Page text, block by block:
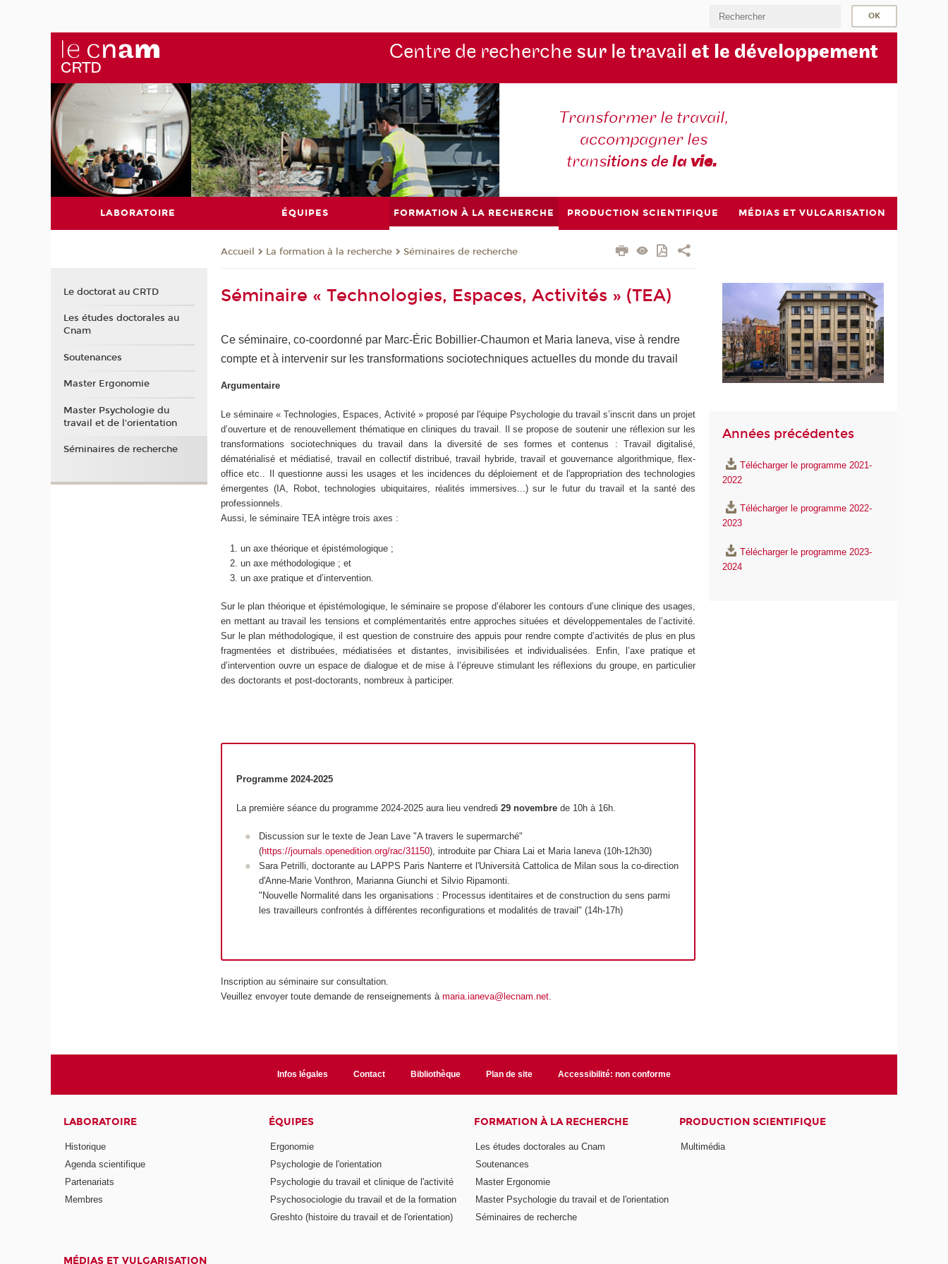
Centre de recherche sur le travail et le développement
Transformer le travail,
accompagner les
transitions de lavie.
LABORATOIRE ÉQUIPES FORMATION À LA RECHERCHE PRODUCTION SCIENTIFIQUE MÉDIAS ET VULGARISATION
Accueil La formation à la recherche Séminaires de recherche
Séminaire « Technologies, Espaces, Activités » (TEA)
Ce séminaire, co-coordonné par Marc-Éric Bobillier-Chaumon et Maria Ianeva, vise à rendre
compte et à intervenir sur les transformations sociotechniques actuelles du monde du travail
Argumentaire
Le séminaire « Technologies, Espaces, Activité » proposé par l'équipe Psychologie du travail s’inscrit dans un projet
d’ouverture et de renouvellement thématique en cliniques du travail. Il se propose de soutenir une réflexion sur les
transformations sociotechniques du travail dans la diversité de ses formes et contenus : Travail digitalisé,
dématérialisé et médiatisé, travail en collectif distribué, travail hybride, travail et gouvernance algorithmique, flex-
office etc.. Il questionne aussi les usages et les incidences du déploiement et de l'appropriation des technologies
émergentes (IA, Robot, technologies ubiquitaires, réalités immersives...) sur le futur du travail et la santé des
professionnels.
Aussi, le séminaire TEA intègre trois axes :
un axe théorique et épistémologique ;
un axe méthodologique ; et
un axe pratique et d’intervention.
Sur le plan théorique et épistémologique, le séminaire se propose d’élaborer les contours d’une clinique des usages,
en mettant au travail les tensions et complémentarités entre approches situées et développementales de l’activité.
Sur le plan méthodologique, il est question de construire des appuis pour rendre compte d’activités de plus en plus
fragmentées et distribuées, médiatisées et distantes, invisibilisées et individualisées. Enfin, l’axe pratique et
d’intervention ouvre un espace de dialogue et de mise à l’épreuve stimulant les réflexions du groupe, en particulier
des doctorants et post-doctorants, nombreux à participer.
Programme 2024-2025
La première séance du programme 2024-2025 aura lieu vendredi 29 novembrede 10h à 16h.
Discussion sur le texte de Jean Lave "A travers le supermarché"
(https://journals.openedition.org/rac/31150), introduite par Chiara Lai et Maria Ianeva (10h-12h30)
Sara Petrilli, doctorante au LAPPS Paris Nanterre et l'Università Cattolica de Milan sous la co-direction
d'Anne-Marie Vonthron, Marianna Giunchi et Silvio Ripamonti.
" Nouvelle Normalité dans les organisations : Processus identitaires et de construction du sens parmi
les travailleurs confrontés à différentes reconfigurations et modalités de travail" (14h-17h)
Inscription au séminaire sur consultation.
Veuillez envoyer toute demande de renseignements àmaria.ianeva@lecnam.net.
Années précédentes
Télécharger le programme 2021-
2022
Télécharger le programme 2022-
2023
Télécharger le programme 2023-
2024
Le doctorat au CRTD
Les études doctorales au
Cnam
Soutenances
Master Ergonomie
Master Psychologie du
travail et de l'orientation
Séminaires de recherche
Infos légales Contact Bibliothèque Plan de site Accessibilité: non conforme
LABORATOIRE
Historique
Agenda scientifique
Partenariats
Membres
ÉQUIPES
Ergonomie
Psychologie de l'orientation
Psychologie du travail et clinique de l'activité
Psychosociologie du travail et de la formation
Greshto (histoire du travail et de l'orientation)
FORMATION À LA RECHERCHE
Les études doctorales au Cnam
Soutenances
Master Ergonomie
Master Psychologie du travail et de l'orientation
Séminaires de recherche
PRODUCTION SCIENTIFIQUE
Multimédia
MÉDIAS ET VULGARISATION